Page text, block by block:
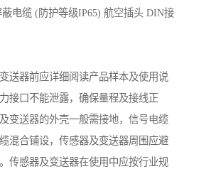
电缆 (防护等级IP65) 航空插头 DIN接
送器前应详细阅读产品样本及使用说
接口不能泄露，确保量程及接线正
变送器的外壳一般需接地，信号电缆
混合铺设，传感器及变送器周围应避
传感器及变送器在使用中应按行业规